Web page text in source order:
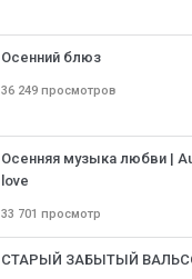
Осенний блюз
36 249 просмотров
Осенняя музыка любви |
love
33 701 просмотр
СТАРЫЙ ЗАБЫТЫЙ